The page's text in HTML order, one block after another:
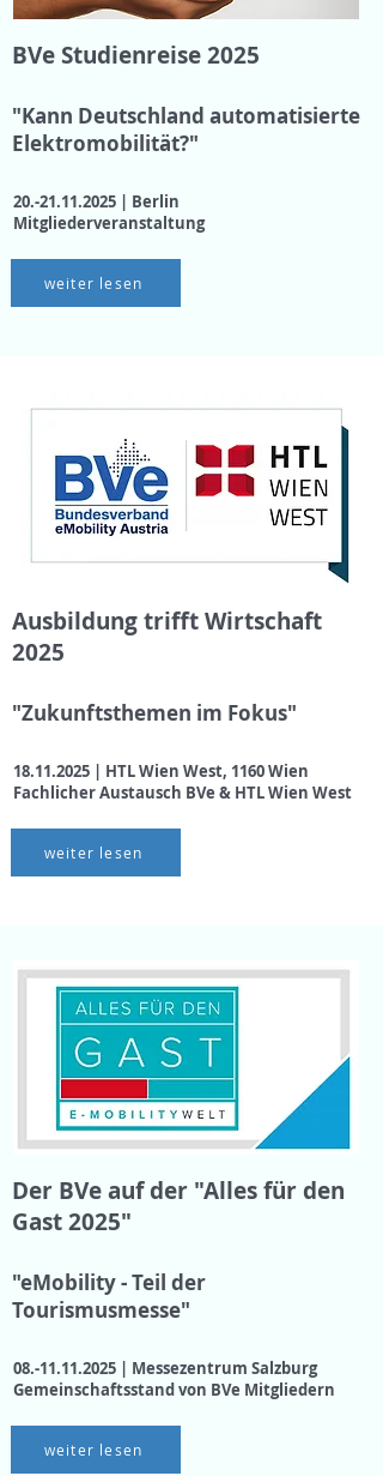
BVe Studienreise 2025
"Kann Deutschland automatisierte
Elektromobilität?"
20.-21.11.2025 | Berlin
Mitgliederveranstaltung
weiter lesen
Ausbildung trifft Wirtschaft
2025
"Zukunftsthemen im Fokus"
18.11.2025 | HTL Wien West, 1160 Wien
Fachlicher Austausch BVe & HTL Wien West
weiter lesen
Der BVe auf der "Alles für den
Gast 2025"
"eMobility - Teil der
Tourismusmesse"
08.-11.11.2025 | Messezentrum Salzburg
Gemeinschaftsstand von BVe Mitgliedern
weiter lesen